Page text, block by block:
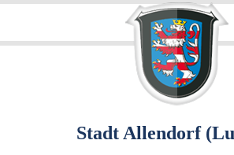
Stadt Allendorf